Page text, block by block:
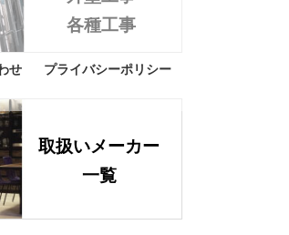
せ プライバシーポリシー
backed up by "Safety".
各種工事
取扱いメーカー
一覧